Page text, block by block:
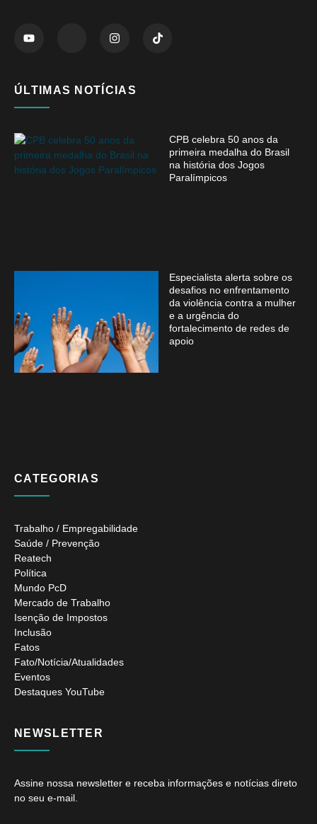
ÚLTIMAS NOTÍCIAS
CPB celebra 50 anos da
primeira medalha do Brasil
na história dos Jogos
Paralímpicos
Especialista alerta sobre os
desafios no enfrentamento
da violência contra a mulher
e a urgência do
fortalecimento de redes de
apoio
CATEGORIAS
Trabalho / Empregabilidade
Saúde / Prevenção
Reatech
Política
Mundo PcD
Mercado de Trabalho
Isenção de Impostos
Inclusão
Fatos
Fato/Notícia/Atualidades
Eventos
Destaques YouTube
NEWSLETTER
Assine nossa newsletter e receba informações e notícias direto
no seu e-mail.